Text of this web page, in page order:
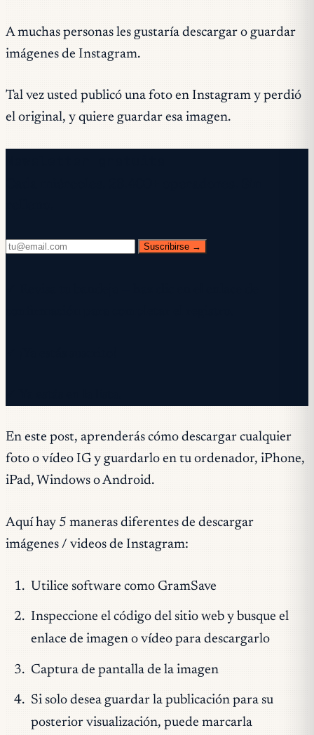
A muchas personas les gustaría descargar o guardar
imágenes de Instagram.
Tal vez usted publicó una foto en Instagram y perdió
el original, y quiere guardar esa imagen.
Suscribirse →
En este post, aprenderás cómo descargar cualquier
foto o vídeo IG y guardarlo en tu ordenador, iPhone,
iPad, Windows o Android.
Aquí hay 5 maneras diferentes de descargar
imágenes / videos de Instagram:
Utilice software como GramSave
Inspeccione el código del sitio web y busque el
enlace de imagen o vídeo para descargarlo
Captura de pantalla de la imagen
Si solo desea guardar la publicación para su
posterior visualización, puede marcarla